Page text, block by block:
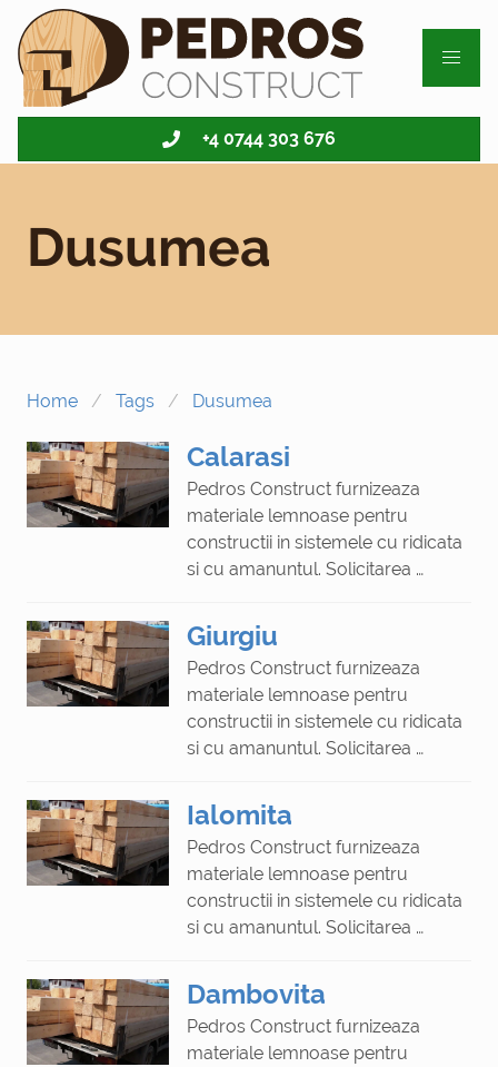
Dusumea - go to homepage
+4 0744 303 676
Dusumea
Home Tags Dusumea
Calarasi
Pedros Construct furnizeaza
materiale lemnoase pentru
constructii in sistemele cu ridicata
si cu amanuntul. Solicitarea …
Giurgiu
Pedros Construct furnizeaza
materiale lemnoase pentru
constructii in sistemele cu ridicata
si cu amanuntul. Solicitarea …
Ialomita
Pedros Construct furnizeaza
materiale lemnoase pentru
constructii in sistemele cu ridicata
si cu amanuntul. Solicitarea …
Dambovita
Pedros Construct furnizeaza
materiale lemnoase pentru